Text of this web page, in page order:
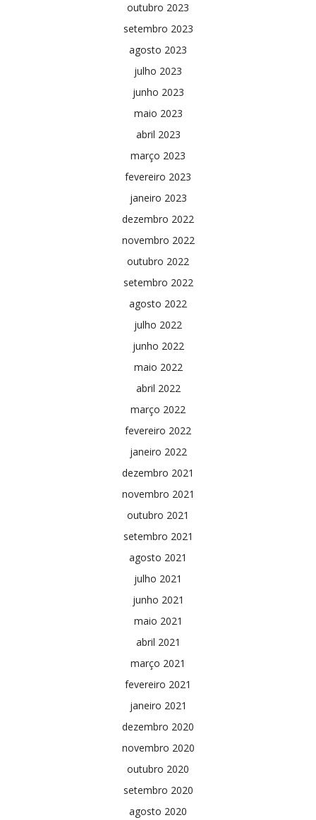
outubro 2023
setembro 2023
agosto 2023
julho 2023
junho 2023
maio 2023
abril 2023
março 2023
fevereiro 2023
janeiro 2023
dezembro 2022
novembro 2022
outubro 2022
setembro 2022
agosto 2022
julho 2022
junho 2022
maio 2022
abril 2022
março 2022
fevereiro 2022
janeiro 2022
dezembro 2021
novembro 2021
outubro 2021
setembro 2021
agosto 2021
julho 2021
junho 2021
maio 2021
abril 2021
março 2021
fevereiro 2021
janeiro 2021
dezembro 2020
novembro 2020
outubro 2020
setembro 2020
agosto 2020